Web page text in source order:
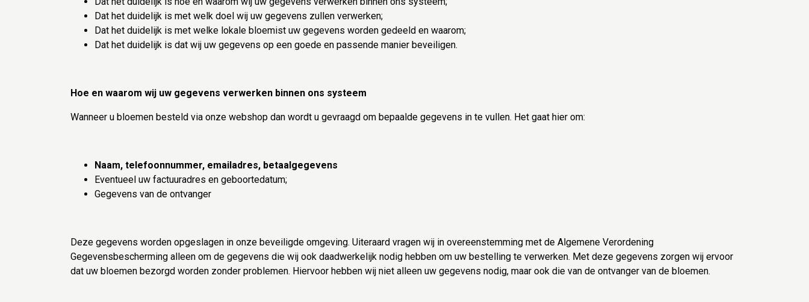
Dat het duidelijk is met welk doel wij uw gegevens zullen verwerken;
Dat het duidelijk is met welke lokale bloemist uw gegevens worden gedeeld en waarom;
Dat het duidelijk is dat wij uw gegevens op een goede en passende manier beveiligen.
Hoe en waarom wij uw gegevens verwerken binnen ons systeem
Wanneer u bloemen besteld via onze webshop dan wordt u gevraagd om bepaalde gegevens in te vullen. Het gaat hier om:
Naam, telefoonnummer, emailadres, betaalgegevens
Eventueel uw factuuradres en geboortedatum;
Gegevens van de ontvanger
Deze gegevens worden opgeslagen in onze beveiligde omgeving. Uiteraard vragen wij in overeenstemming met de Algemene Verordening
Gegevensbescherming alleen om de gegevens die wij ook daadwerkelijk nodig hebben om uw bestelling te verwerken. Met deze gegevens zorgen wij ervoor
dat uw bloemen bezorgd worden zonder problemen. Hiervoor hebben wij niet alleen uw gegevens nodig, maar ook die van de ontvanger van de bloemen.